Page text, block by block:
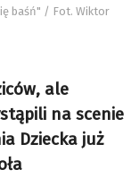
baśń" / Fot. Wiktor
ale
na scenie
Dziecka już